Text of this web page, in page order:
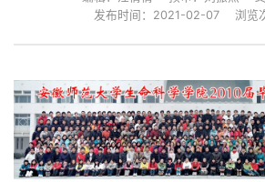
发布时间：2021-02-07
浏览